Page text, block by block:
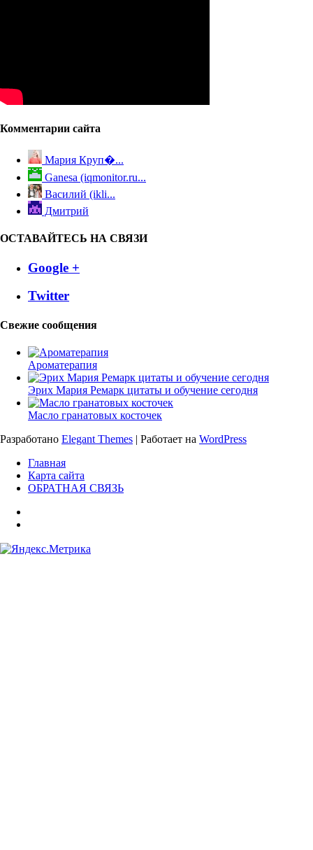
Комментарии сайта
Мария Круп�...
Ganesa (iqmonitor.ru...
Василий (ikli...
Дмитрий
ОСТАВАЙТЕСЬ НА СВЯЗИ
Google +
Twitter
Свежие сообщения
Ароматерапия
Эрих Мария Ремарк цитаты и обучение сегодня
Масло гранатовых косточек
Разработано Elegant Themes | Работает на WordPress
Главная
Карта сайта
ОБРАТНАЯ СВЯЗЬ